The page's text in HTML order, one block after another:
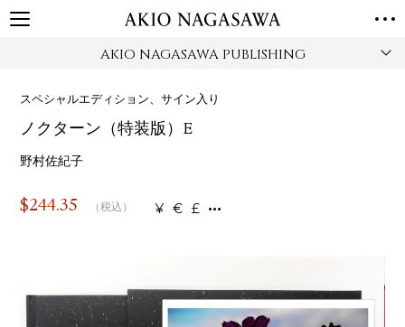
AKIO NAGASAWA PUBLISHING
スペシャルエディション、サイン入り
ノクターン（特装版）E
野村佐紀子
$244.35 （税込） ¥ € £
TOP
ONLINE
PUBLISHING
PRIVACY POLICY